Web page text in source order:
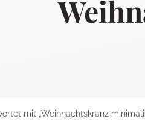
mit „Weihnachtskranz